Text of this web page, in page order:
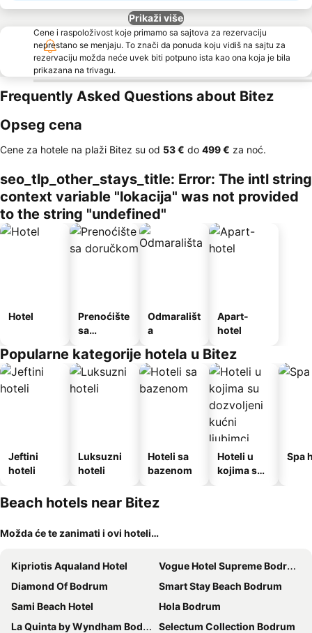
Prikaži više
Cene i raspoloživost koje primamo sa sajtova za rezervaciju
neprestano se menjaju. To znači da ponuda koju vidiš na sajtu za
rezervaciju možda neće uvek biti potpuno ista kao ona koja je bila
prikazana na trivagu.
Frequently Asked Questions about Bitez
Opseg cena
Cene za hotele na plaži Bitez su od ‎53 € do ‎499 € za noć.
seo_tlp_other_stays_title: Error: The intl string
context variable "lokacija" was not provided
to the string "undefined"
Hotel
Prenoćište
sa
Odmarališt
a
Apart-
hotel
Popularne kategorije hotela u Bitez
Jeftini
hoteli
Luksuzni
hoteli
Hoteli sa
bazenom
Hoteli u
kojima su
Spa
Beach hotels near Bitez
Možda će te zanimati i ovi hoteli…
Kipriotis Aqualand Hotel
Vogue Hotel Supreme Bodrum
Diamond Of Bodrum
Smart Stay Beach Bodrum
Sami Beach Hotel
Hola Bodrum
La Quinta by Wyndham Bodrum
Selectum Collection Bodrum